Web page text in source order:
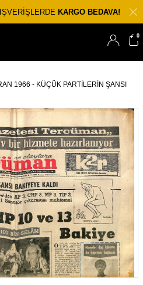
KARGO BEDAVA!
0
1966 - KÜÇÜK PARTILERIN ŞANSI